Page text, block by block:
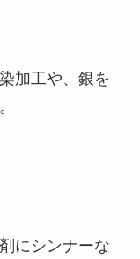
加工や、銀を
にシンナーな